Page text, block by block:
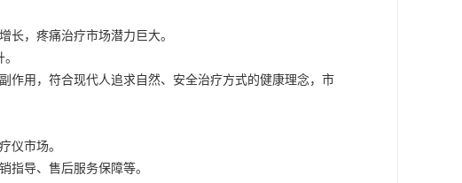
长，疼痛治疗市场潜力巨大。
作用，符合现代人追求自然、安全治疗方式的健康理念，市
仪市场。
指导、售后服务保障等。